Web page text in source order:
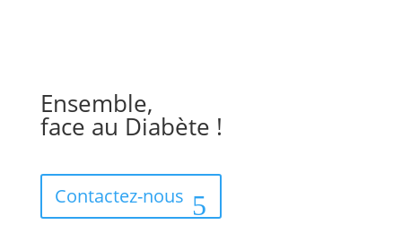
Ensemble,
face au Diabète !
Contactez-nous